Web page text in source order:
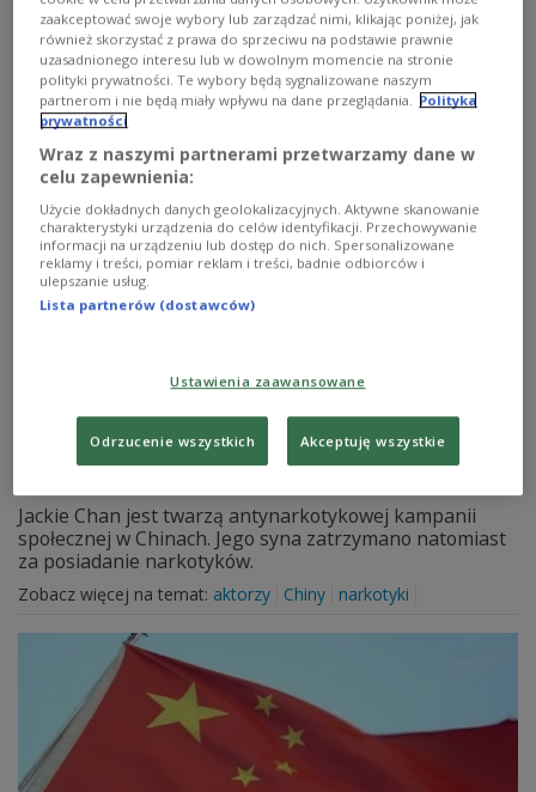
klasycznych filmów o sztukach walki przy użyciu
sztucznej inteligencji oraz premierę pierwszej w pełni
wygenerowanej przez AI animacji "A Better Tomorrow:
Cyber Border".
Zobacz więcej na temat:
sztuczna inteligencja
AI
Jackie Chan przeprasza za swojego syna
Jackie Chan jest twarzą antynarkotykowej kampanii
społecznej w Chinach. Jego syna zatrzymano natomiast
za posiadanie narkotyków.
Zobacz więcej na temat: aktorzy Chiny narkotyki
zaakceptować swoje wybory lub zarządzać nimi, klikając poniżej, jak
również skorzystać z prawa do sprzeciwu na podstawie prawnie
uzasadnionego interesu lub w dowolnym momencie na stronie
polityki prywatności. Te wybory będą sygnalizowane naszym
partnerom i nie będą miały wpływu na dane przeglądania. Polityka
prywatności
Wraz z naszymi partnerami przetwarzamy dane w
celu zapewnienia:
Użycie dokładnych danych geolokalizacyjnych. Aktywne skanowanie
charakterystyki urządzenia do celów identyfikacji. Przechowywanie
informacji na urządzeniu lub dostęp do nich. Spersonalizowane
reklamy i treści, pomiar reklam i treści, badnie odbiorców i
ulepszanie usług.
Lista partnerów (dostawców)
Ustawienia zaawansowane
Odrzucenie wszystkich Akceptuję wszystkie